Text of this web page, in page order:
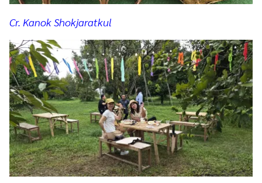
Cr. Kanok Shokjaratkul